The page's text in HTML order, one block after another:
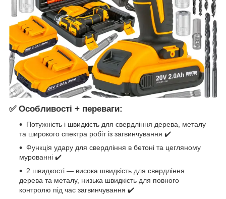
✅ Особливості + переваги:
Потужність і швидкість для свердління дерева, металу
та широкого спектра робіт із загвинчування ✔️
Функція удару для свердління в бетоні та цегляному
мурованні ✔️
2 швидкості — висока швидкість для свердління
дерева та металу, низька швидкість для повного
контролю під час загвинчування ✔️